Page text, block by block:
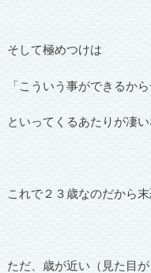
そして極めつけは
「こういう事ができるか
といってくるあたりが凄い
これで２３歳なのだから末
ただ、歳が近い（見た目